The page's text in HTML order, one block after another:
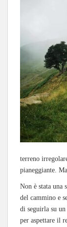
terreno
pianeggiante.
Non è stata una
del cammino e
di seguirla su
per aspettare il